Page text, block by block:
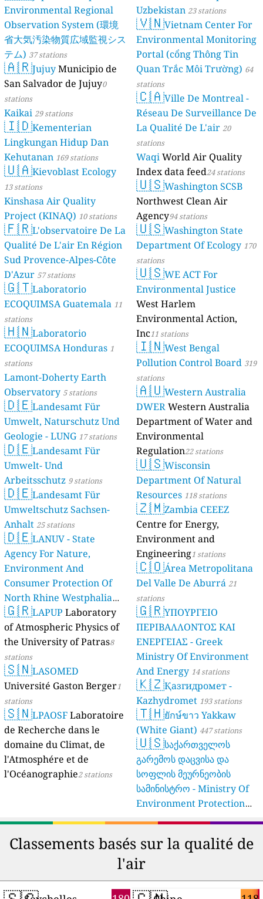
Environmental Regional
Observation System (環境
省大気汚染物質広域監視シス
テム) 37 stations
🇦🇷Jujuy Municipio de
San Salvador de Jujuy0
stations
Kaikai 29 stations
🇮🇩Kementerian
Lingkungan Hidup Dan
Kehutanan 169 stations
🇺🇦Kievoblast Ecology
13 stations
Kinshasa Air Quality
Project (KINAQ) 10 stations
🇫🇷L'observatoire De La
Qualité De L'air En Région
Sud Provence-Alpes-Côte
D'Azur 57 stations
🇬🇹Laboratorio
ECOQUIMSA Guatemala 11
stations
🇭🇳Laboratorio
ECOQUIMSA Honduras 1
stations
Lamont-Doherty Earth
Observatory 5 stations
🇩🇪Landesamt Für
Umwelt, Naturschutz Und
Geologie - LUNG 17 stations
🇩🇪Landesamt Für
Umwelt- Und
Arbeitsschutz 9 stations
🇩🇪Landesamt Für
Umweltschutz Sachsen-
Anhalt 25 stations
🇩🇪LANUV - State
Agency For Nature,
Environment And
Consumer Protection Of
North Rhine Westphalia
(Landesamt Für Natur,
Umwelt Und
Verbraucherschutz NRW)
61 stations
🇬🇷LAPUP Laboratory
of Atmospheric Physics of
the University of Patras8
stations
🇸🇳LASOMED
Université Gaston Berger1
stations
🇸🇳LPAOSF Laboratoire
de Recherche dans le
domaine du Climat, de
l'Atmosphére et de
l'Océanographie2 stations
Uzbekistan 23 stations
🇻🇳Vietnam Center For
Environmental Monitoring
Portal (cổng Thông Tin
Quan Trắc Môi Trường) 64
stations
🇨🇦Ville De Montreal -
Réseau De Surveillance De
La Qualité De L'air 20
stations
WaqiWorld Air Quality
Index data feed24 stations
🇺🇸Washington SCSB
Northwest Clean Air
Agency94 stations
🇺🇸Washington State
Department Of Ecology 170
stations
🇺🇸WE ACT For
Environmental Justice
West Harlem
Environmental Action,
Inc11 stations
🇮🇳West Bengal
Pollution Control Board 319
stations
🇦🇺Western Australia
DWERWestern Australia
Department of Water and
Environmental
Regulation22 stations
🇺🇸Wisconsin
Department Of Natural
Resources 118 stations
🇿🇲Zambia CEEEZ
Centre for Energy,
Environment and
Engineering1 stations
🇨🇴Área Metropolitana
Del Valle De Aburrá 21
stations
🇬🇷ΥΠΟΥΡΓΕΙΟ
ΠΕΡΙΒΑΛΛΟΝΤΟΣ ΚΑΙ
ΕΝΕΡΓΕΙΑΣ - Greek
Ministry Of Environment
And Energy 14 stations
🇰🇿Қазгидромет -
Kazhydromet 193 stations
🇹🇭ยักษ์ขาว Yakkaw
(White Giant) 447 stations
🇺🇸საქართველოს
გარემოს დაცვისა და
სოფლის მეურნეობის
სამინისტრო - Ministry Of
Environment Protection
Classements basés sur la qualité de
l'air